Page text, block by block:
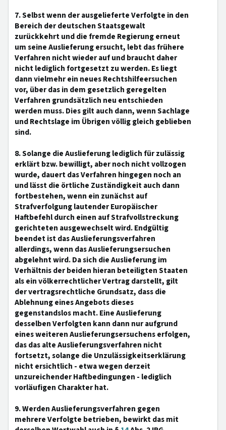
7. Selbst wenn der ausgelieferte Verfolgte in den
Bereich der deutschen Staatsgewalt
zurückkehrt und die fremde Regierung erneut
um seine Auslieferung ersucht, lebt das frühere
Verfahren nicht wieder auf und braucht daher
nicht lediglich fortgesetzt zu werden. Es liegt
dann vielmehr ein neues Rechtshilfeersuchen
vor, über das in dem gesetzlich geregelten
Verfahren grundsätzlich neu entschieden
werden muss. Dies gilt auch dann, wenn Sachlage
und Rechtslage im Übrigen völlig gleich geblieben
sind.
8. Solange die Auslieferung lediglich für zulässig
erklärt bzw. bewilligt, aber noch nicht vollzogen
wurde, dauert das Verfahren hingegen noch an
und lässt die örtliche Zuständigkeit auch dann
fortbestehen, wenn ein zunächst auf
Strafverfolgung lautender Europäischer
Haftbefehl durch einen auf Strafvollstreckung
gerichteten ausgewechselt wird. Endgültig
beendet ist das Auslieferungsverfahren
allerdings, wenn das Auslieferungsersuchen
abgelehnt wird. Da sich die Auslieferung im
Verhältnis der beiden hieran beteiligten Staaten
als ein völkerrechtlicher Vertrag darstellt, gilt
der vertragsrechtliche Grundsatz, dass die
Ablehnung eines Angebots dieses
gegenstandslos macht. Eine Auslieferung
desselben Verfolgten kann dann nur aufgrund
eines weiteren Auslieferungsersuchens erfolgen,
das das alte Auslieferungsverfahren nicht
fortsetzt, solange die Unzulässigkeitserklärung
nicht ersichtlich - etwa wegen derzeit
unzureichender Haftbedingungen - lediglich
vorläufigen Charakter hat.
9. Werden Auslieferungsverfahren gegen
mehrere Verfolgte betrieben, bewirkt das mit